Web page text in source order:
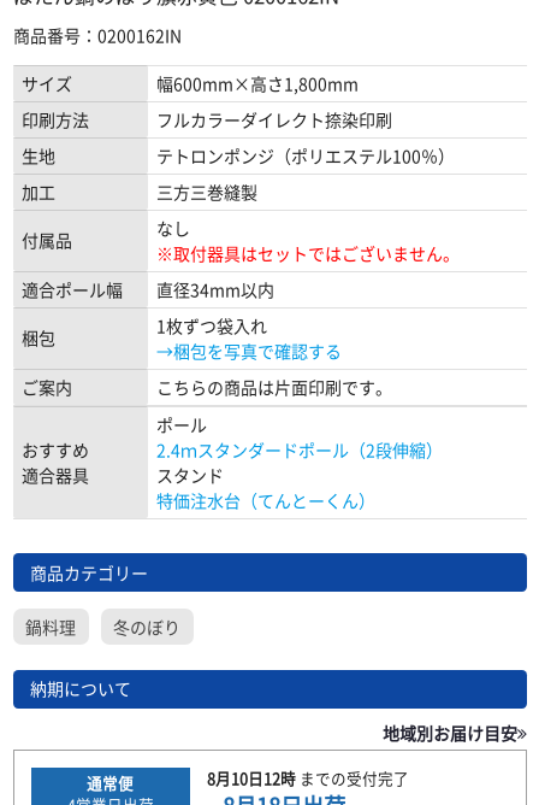
商品番号：0200162IN
サイズ
幅600mm×高さ1,800mm
印刷方法
フルカラーダイレクト捺染印刷
生地
テトロンポンジ（ポリエステル100％）
加工
三方三巻縫製
付属品
なし
※取付器具はセットではございません。
適合ポール幅
直径34mm以内
梱包
1枚ずつ袋入れ
→梱包を写真で確認する
ご案内
こちらの商品は片面印刷です。
おすすめ
適合器具
ポール
2.4ｍスタンダードポール（2段伸縮）
スタンド
特価注水台（てんとーくん）
商品カテゴリー
鍋料理 冬のぼり
納期について
地域別お届け目安
通常便
8月10日12時までの受付完了